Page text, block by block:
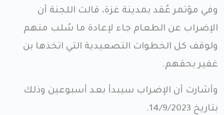
وفي مؤتمر عُقد بمدينة غزة، قالت اللجنة أن
الإضراب عن الطعام جاء لإعادة ما سُلب منهم
ولوقف كل الخطوات التصعيدية التي اتخذها بن
غفير بحقهم.
وأشارت أن الإضراب سيبدأ بعد أسبوعين وذلك
بتاريخ 14/9/2023.